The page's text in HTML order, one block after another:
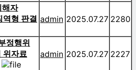
자
역형 판결 admin 2025.07.27 2280
정행위
위자료
admin 2025.07.27 2227